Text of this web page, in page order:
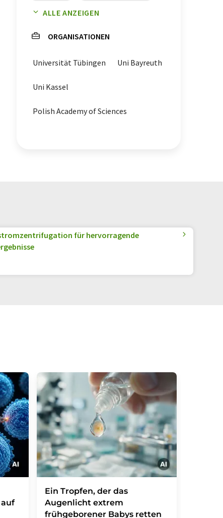
Lab-on-a-Chip
Nanomaterialien
ALLE ANZEIGEN
ORGANISATIONEN
Universität Tübingen Uni Bayreuth
Uni Kassel
Polish Academy of Sciences
für hervorragende
Ein Tropfen, der das
Augenlicht extrem
frühgeborener Babys retten